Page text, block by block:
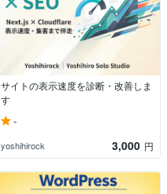
サイトの表示速度を診断・改善しま
す
-
yoshihirock 3,000 円